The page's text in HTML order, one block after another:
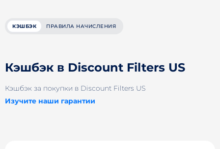
КЭШБЭК ПРАВИЛА НАЧИСЛЕНИЯ
Кэшбэк в Discount Filters US
Кэшбэк за покупки в Discount Filters US
Изучите наши гарантии